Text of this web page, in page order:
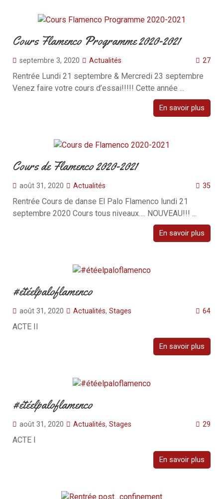
Cours Flamenco Programme 2020-2021
septembre 3, 2020 27
Actualités
Rentrée Lundi 21 septembre & Mercredi 23 septembre
Venez faire votre cours d’essai!!!!! Cette année ...
En savoir plus
Cours de Flamenco 2020-2021
août 31, 2020 35
Actualités
Rentrée Cours de danse El Palo Flamenco lundi 21
septembre 2020 Cours tous niveaux…. NOUVEAU!!! ...
En savoir plus
#étéelpaloflamenco
août 31, 2020 64
Actualités, Stages
ACTE II
En savoir plus
#étéelpaloflamenco
août 31, 2020 29
Actualités, Stages
ACTE I
En savoir plus